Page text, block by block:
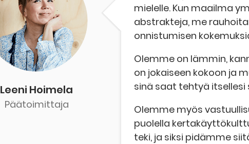
Leeni Hoimela
Päätoimittaja
mielelle. Kun maailma
abstrakteja, me
onnistumisen
Olemme on lämmin,
on jokaiseen kokoon ja
sinä saat tehtyä
Olemme myös
puolella
teki, ja siksi pidämme